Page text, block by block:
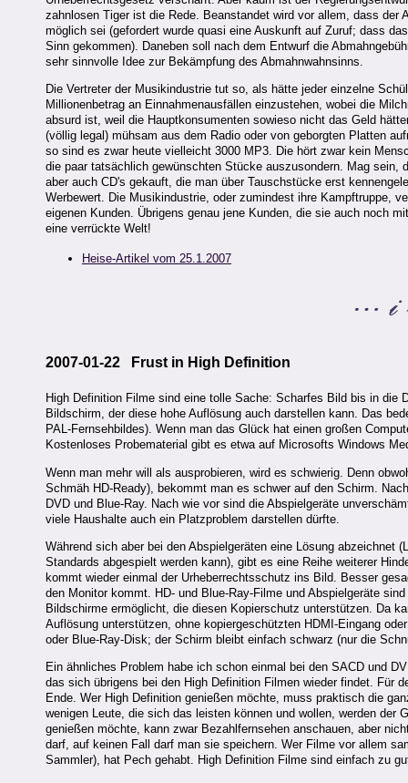
zahnlosen Tiger ist die Rede. Beanstandet wird vor allem, dass der
möglich sei (gefordert wurde quasi eine Auskunft auf Zuruf; dass
Sinn gekommen). Daneben soll nach dem Entwurf die
sehr sinnvolle Idee zur Bekämpfung des Abmahnwahnsinns.
Die Vertreter der Musikindustrie tut so, als hätte jeder einzelne
Millionenbetrag an Einnahmenausfällen einzustehen, wobei die
absurd ist, weil die Hauptkonsumenten sowieso nicht das Geld
(völlig legal) mühsam aus dem Radio oder von geborgten Platten
so sind es zwar heute vielleicht 3000 MP3. Die hört zwar kein
die paar tatsächlich gewünschten Stücke auszusondern. Mag
aber auch CD's gekauft, die man über Tauschstücke erst
Werbewert. Die Musikindustrie, oder zumindest ihre Kampftruppe,
eigenen Kunden. Übrigens genau jene Kunden, die sie auch noch
eine verrückte Welt!
Heise-Artikel vom 25.1.2007
2007-01-22 Frust in High Definition
High Definition Filme sind eine tolle Sache: Scharfes Bild bis in die
Bildschirm, der diese hohe Auflösung auch darstellen kann. Das
PAL-Fernsehbildes). Wenn man das Glück hat einen großen
Kostenloses Probematerial gibt es etwa auf Microsofts Windows
Wenn man mehr will als ausprobieren, wird es schwierig. Denn
Schmäh HD-Ready), bekommt man es schwer auf den Schirm.
DVD und Blue-Ray. Nach wie vor sind die Abspielgeräte
viele Haushalte auch ein Platzproblem darstellen dürfte.
Während sich aber bei den Abspielgeräten eine Lösung abzeichnet
Standards abgespielt werden kann), gibt es eine Reihe weiterer
kommt wieder einmal der Urheberrechtsschutz ins Bild. Besser
den Monitor kommt. HD- und Blue-Ray-Filme und Abspielgeräte
Bildschirme ermöglicht, die diesen Kopierschutz unterstützen. Da
Auflösung unterstützen, ohne kopiergeschützten HDMI-Eingang
oder Blue-Ray-Disk; der Schirm bleibt einfach schwarz (nur die
Ein ähnliches Problem habe ich schon einmal bei den SACD und
das sich übrigens bei den High Definition Filmen wieder findet. Für
Ende. Wer High Definition genießen möchte, muss praktisch die
wenigen Leute, die sich das leisten können und wollen, werden der
genießen möchte, kann zwar Bezahlfernsehen anschauen, aber
darf, auf keinen Fall darf man sie speichern. Wer Filme vor allem
Sammler), hat Pech gehabt. High Definition Filme sind einfach zu